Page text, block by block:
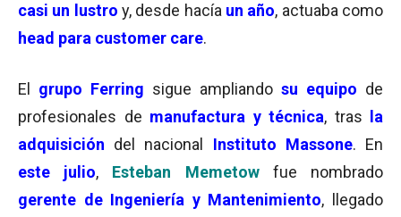
casi un lustro y, desde hacía un año, actuaba como
head para customer care.
El grupo Ferring sigue ampliando su equipo de
profesionales de manufactura y técnica, tras
la
adquisición del nacional Instituto Massone. En
este julio, Esteban Memetowfue nombrado
gerente de Ingeniería y Mantenimiento, llegado